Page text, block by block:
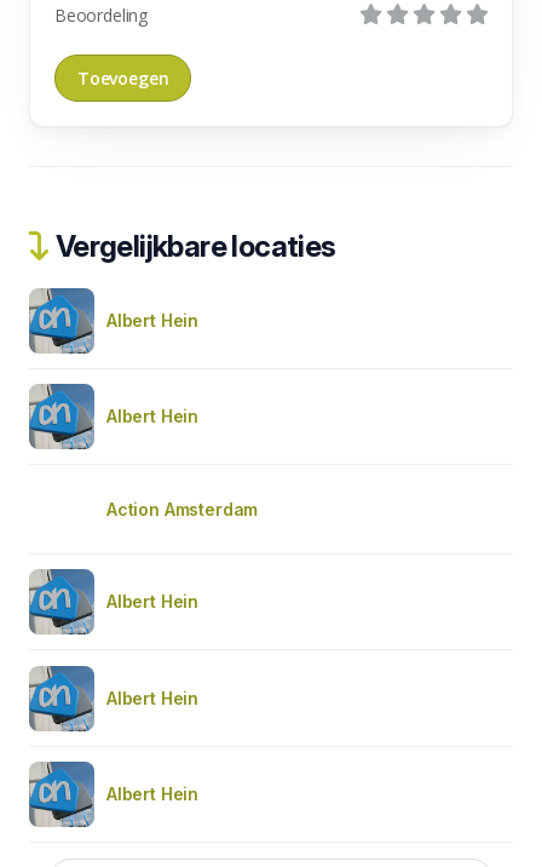
Beoordeling
Vergelijkbare locaties
Albert Hein
Albert Hein
Action Amsterdam
Albert Hein
Albert Hein
Albert Hein